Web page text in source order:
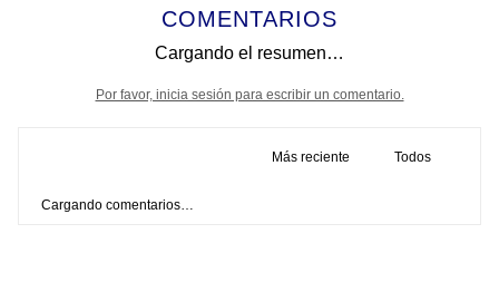
COMENTARIOS
Cargando el resumen…
Por favor, inicia sesión para escribir un comentario.
Más reciente Todos
Cargando comentarios…